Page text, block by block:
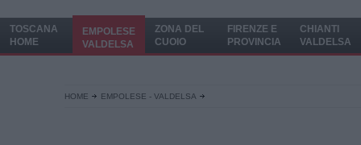
TOSCANA
HOME
EMPOLESE
VALDELSA
ZONA DEL
CUOIO
FIRENZE E
PROVINCIA
CHIANTI
VALDELSA
HOME EMPOLESE - VALDELSA